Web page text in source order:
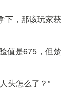
下，那该玩家获
值是675，但楚
头怎么了？”